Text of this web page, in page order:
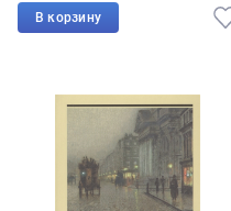
В корзину